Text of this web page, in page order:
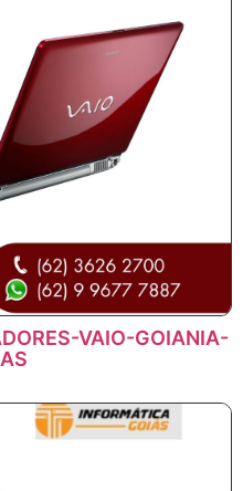
VAIO-GOIANIA-